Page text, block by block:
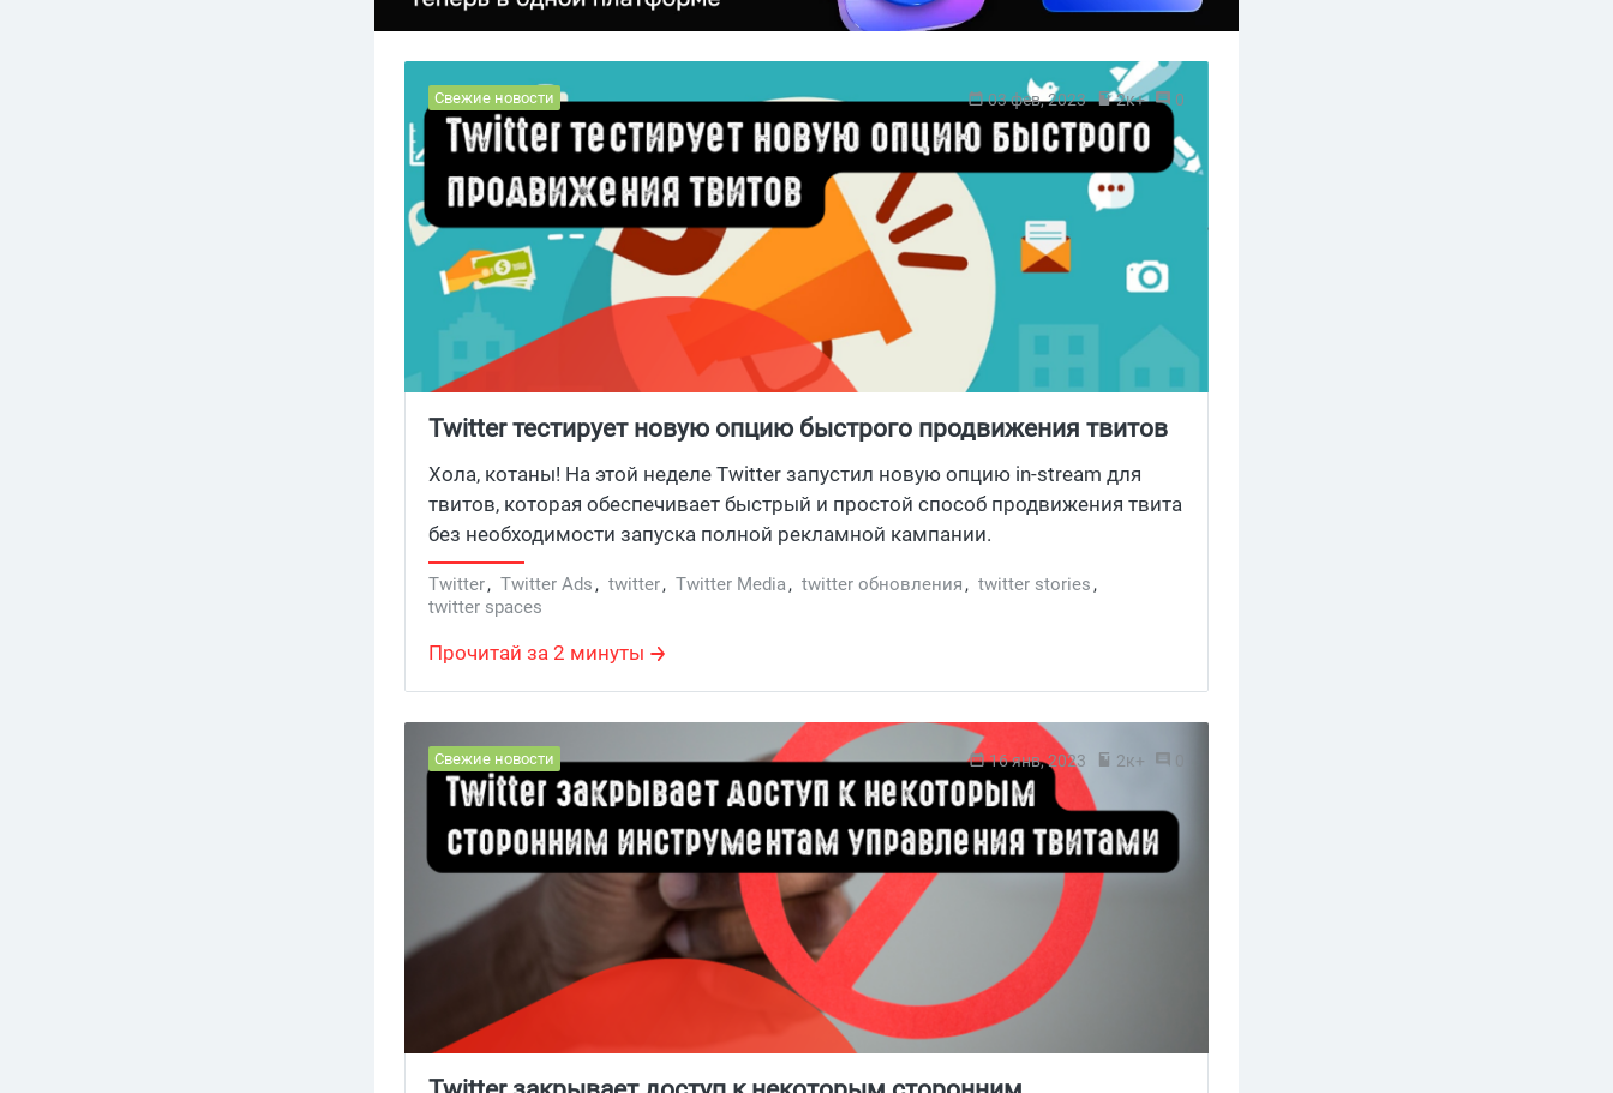
Свежие новости 03 фев, 2023 2к+ 0
Twitter тестирует новую опцию быстрого продвижения твитов
Хола, котаны! На этой неделе Twitter запустил новую опцию in-stream для
твитов, которая обеспечивает быстрый и простой способ продвижения твита
без необходимости запуска полной рекламной кампании.
Twitter, Twitter Ads, twitter, Twitter Media, twitter обновления, twitter stories,
twitter spaces
Прочитай за 2 минуты
Свежие новости 16 янв, 2023 2к+